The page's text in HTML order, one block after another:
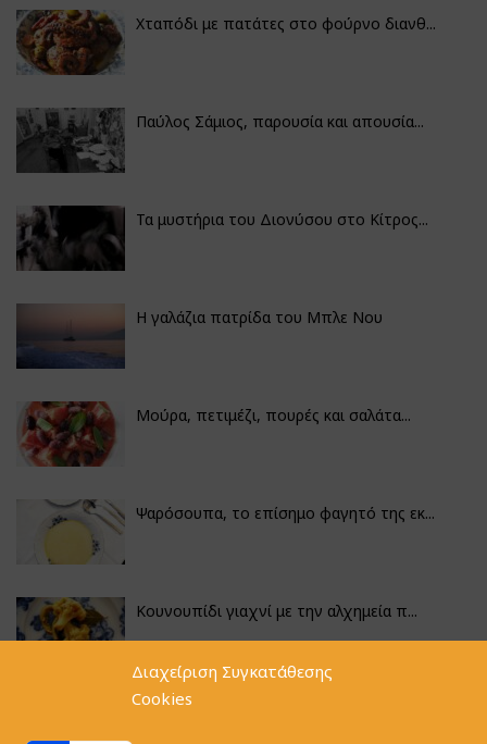
Διαχείριση Συγκατάθεσης
Cookies
Χταπόδι με πατάτες στο φούρνο διανθ...
Παύλος Σάμιος, παρουσία και απουσία...
Τα μυστήρια του Διονύσου στο Κίτρος...
Η γαλάζια πατρίδα του Μπλε Νου
Μούρα, πετιμέζι, πουρές και σαλάτα...
Ψαρόσουπα, το επίσημο φαγητό της εκ...
Κουνουπίδι γιαχνί με την αλχημεία π...
Αγκινάρες γεμιστές με ρύζι και ριζό...